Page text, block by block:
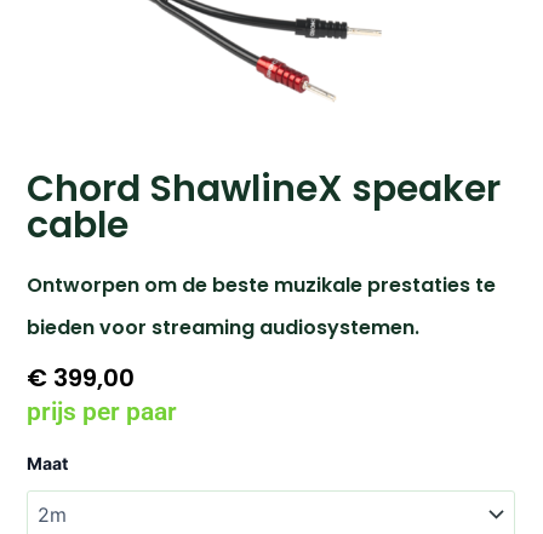
Chord ShawlineX speaker
cable
Ontworpen om de beste muzikale prestaties te
bieden voor streaming audiosystemen.
€ 399,00
prijs per paar
Maat
Chord
speaker